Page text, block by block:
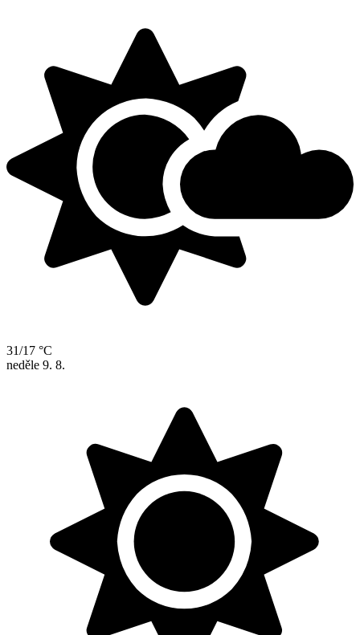
31/17 °C
neděle 9. 8.